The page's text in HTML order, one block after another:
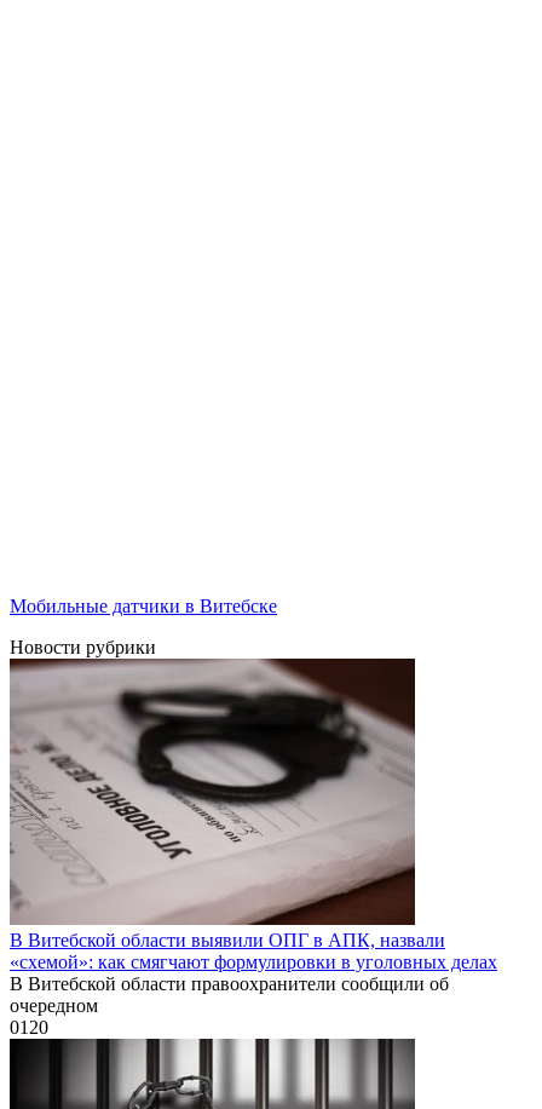
Мобильные датчики в Витебске
Новости рубрики
В Витебской области выявили ОПГ в АПК, назвали
«схемой»: как смягчают формулировки в уголовных делах
В Витебской области правоохранители сообщили об
очередном
0120